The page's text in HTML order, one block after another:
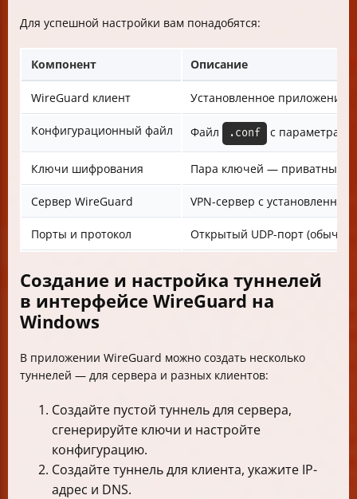
Для успешной настройки вам понадобятся:
Компонент Описание
WireGuard клиент Установленное приложение
Конфигурационный файл Файл .conf с
Ключи шифрования Пара ключей — приватный и
Сервер WireGuard VPN-сервер с
Порты и протокол Открытый UDP-порт (обычно
Создание и настройка туннелей
в интерфейсе WireGuard на
Windows
В приложении WireGuard можно создать несколько
туннелей — для сервера и разных клиентов:
Создайте пустой туннель для сервера,
сгенерируйте ключи и настройте
конфигурацию.
Создайте туннель для клиента, укажите IP-
адрес и DNS.